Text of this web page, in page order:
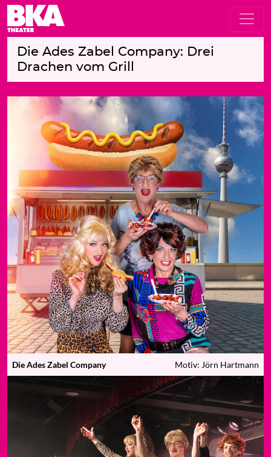
Die Ades Zabel Company: Drei
Drachen vom Grill
Die Ades Zabel Company Motiv: Jörn Hartmann